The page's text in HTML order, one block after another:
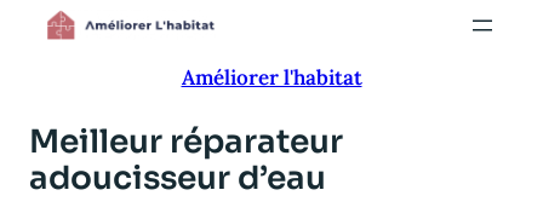
Aller
Améliorer l'habitat
Meilleur réparateur
adoucisseur d’eau